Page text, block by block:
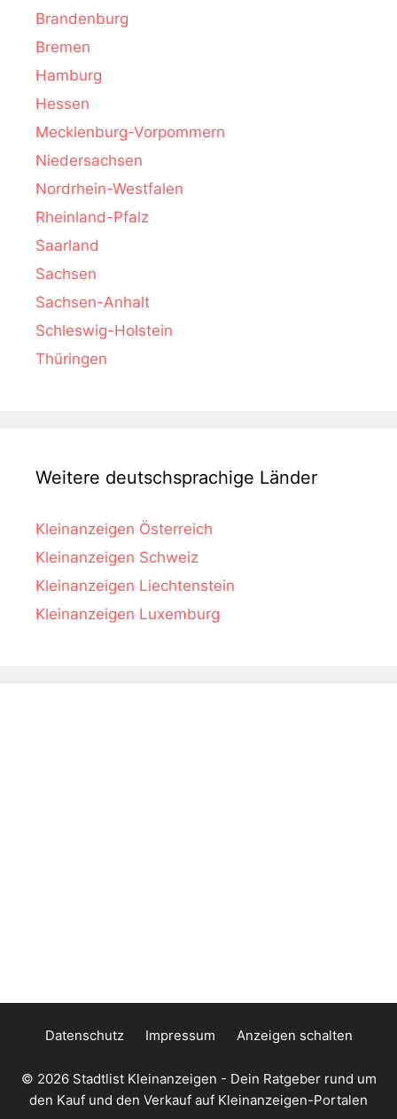
Brandenburg
Bremen
Hamburg
Hessen
Mecklenburg-Vorpommern
Niedersachsen
Nordrhein-Westfalen
Rheinland-Pfalz
Saarland
Sachsen
Sachsen-Anhalt
Schleswig-Holstein
Thüringen
Weitere deutschsprachige Länder
Kleinanzeigen Österreich
Kleinanzeigen Schweiz
Kleinanzeigen Liechtenstein
Kleinanzeigen Luxemburg
Datenschutz Impressum Anzeigen schalten
© 2026 Stadtlist Kleinanzeigen - Dein Ratgeber rund um
den Kauf und den Verkauf auf Kleinanzeigen-Portalen